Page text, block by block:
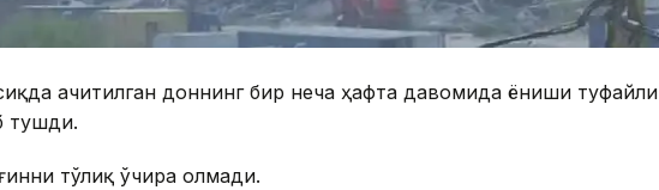
ачитилган доннинг бир неча ҳафта давомида ёниши туфайли
тушди.
тўлиқ ўчира олмади.